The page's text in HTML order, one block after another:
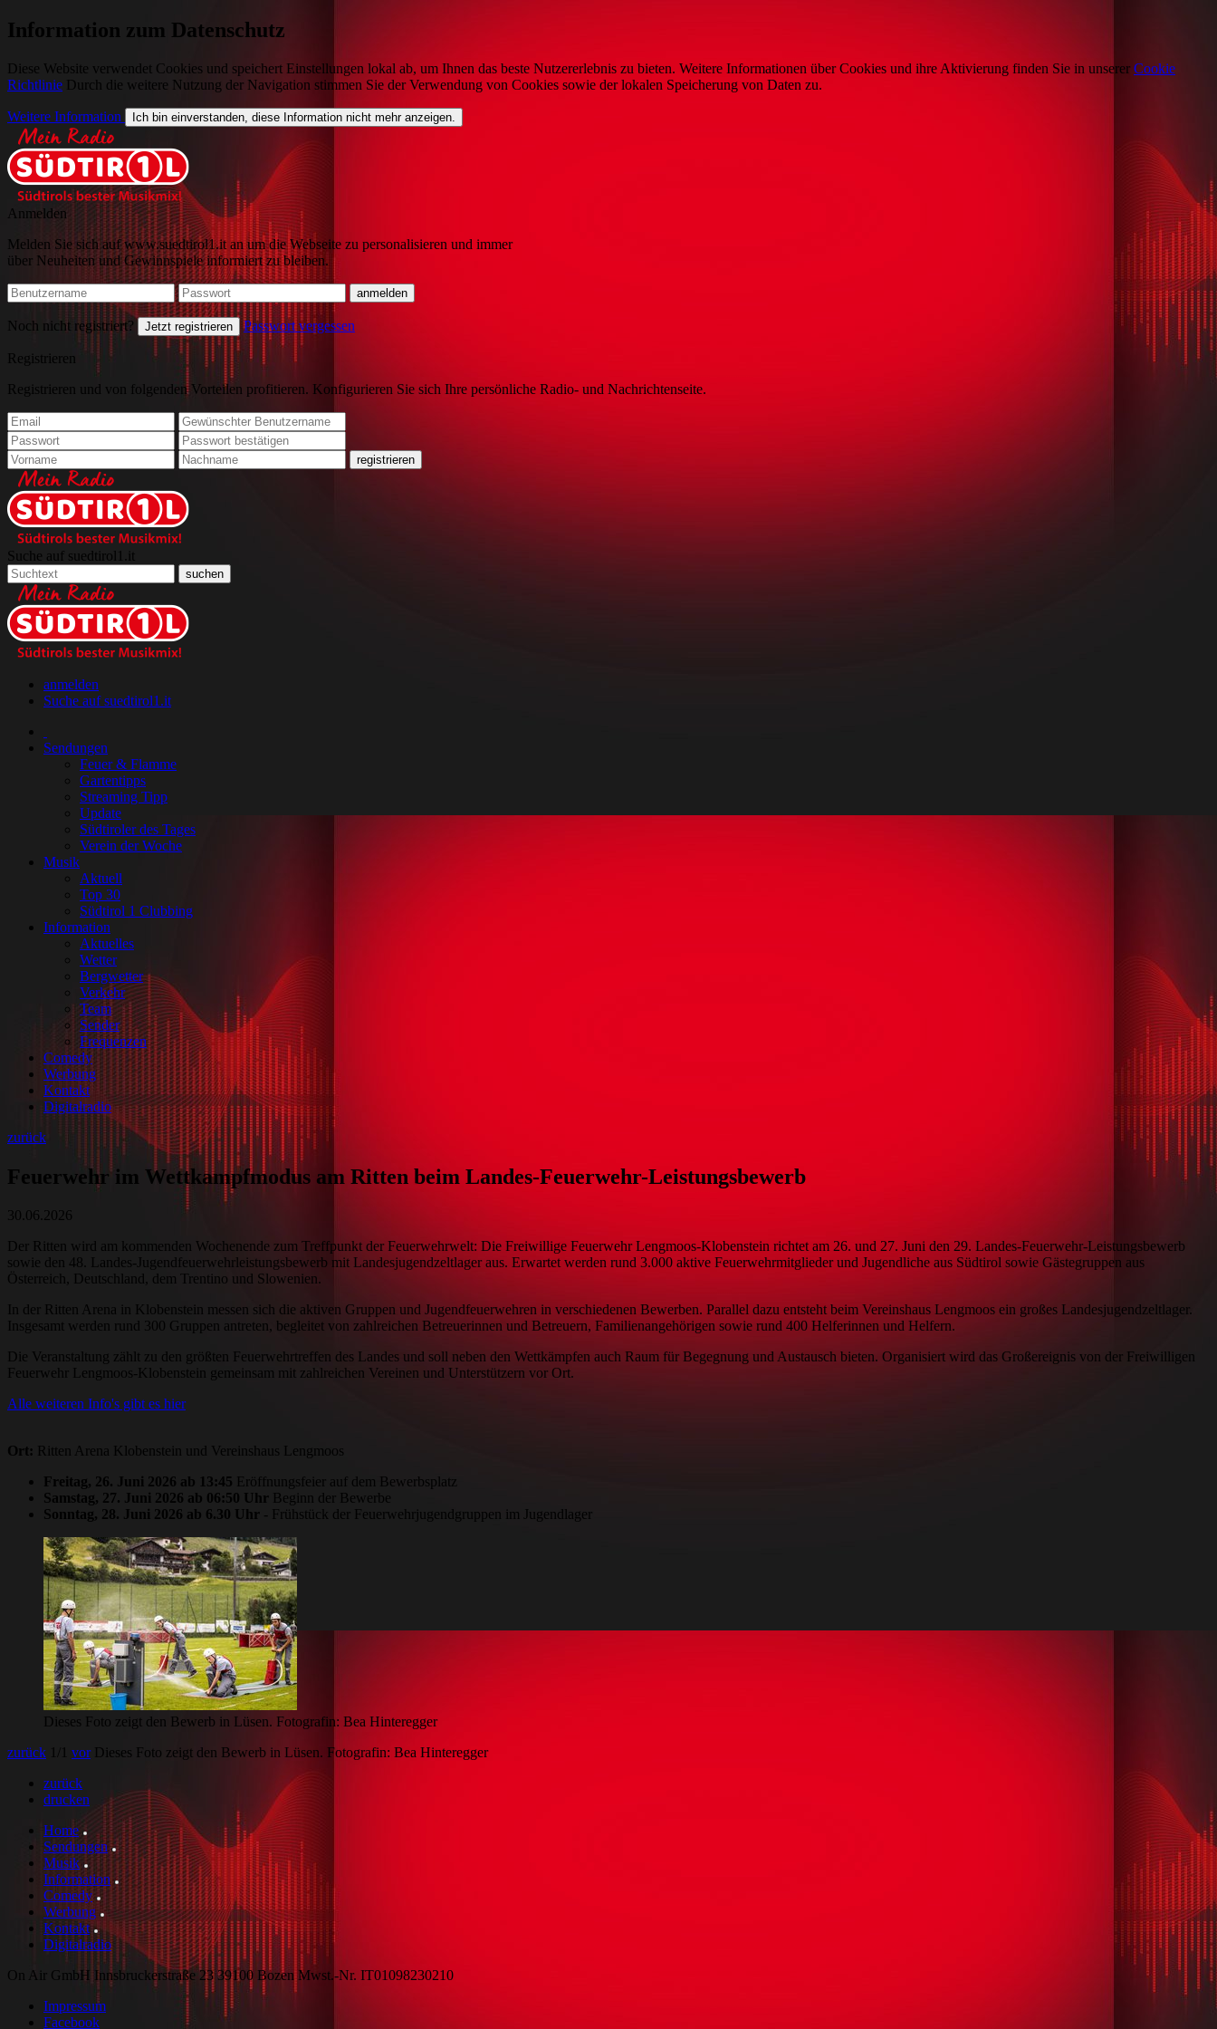
Information zum Datenschutz
Diese Website verwendet Cookies und speichert Einstellungen lokal ab, um Ihnen das beste Nutzererlebnis zu bieten. Weitere Informationen über Cookies und ihre Aktivierung finden Sie in unserer Cookie
Richtlinie Durch die weitere Nutzung der Navigation stimmen Sie der Verwendung von Cookies sowie der lokalen Speicherung von Daten zu.
Weitere Information Ich bin einverstanden, diese Information nicht mehr anzeigen.
Anmelden
Melden Sie sich auf www.suedtirol1.it an um die Webseite zu personalisieren und immer
über Neuheiten und Gewinnspiele informiert zu bleiben.
Noch nicht registriert? Jetzt registrieren Passwort vergessen
Registrieren
Registrieren und von folgenden Vorteilen profitieren. Konfigurieren Sie sich Ihre persönliche Radio- und Nachrichtenseite.
Suche auf suedtirol1.it
anmelden
Suche auf suedtirol1.it
Sendungen
Feuer & Flamme
Gartentipps
Streaming Tipp
Update
Südtiroler des Tages
Verein der Woche
Musik
Aktuell
Top 30
Südtirol 1 Clubbing
Information
Aktuelles
Wetter
Bergwetter
Verkehr
Team
Sender
Frequenzen
Comedy
Werbung
Kontakt
Digitalradio
zurück
Feuerwehr im Wettkampfmodus am Ritten beim Landes-Feuerwehr-Leistungsbewerb
30.06.2026
Der Ritten wird am kommenden Wochenende zum Treffpunkt der Feuerwehrwelt: Die Freiwillige Feuerwehr Lengmoos-Klobenstein richtet am 26. und 27. Juni den 29. Landes-Feuerwehr-Leistungsbewerb
sowie den 48. Landes-Jugendfeuerwehrleistungsbewerb mit Landesjugendzeltlager aus. Erwartet werden rund 3.000 aktive Feuerwehrmitglieder und Jugendliche aus Südtirol sowie Gästegruppen aus
Österreich, Deutschland, dem Trentino und Slowenien.
In der Ritten Arena in Klobenstein messen sich die aktiven Gruppen und Jugendfeuerwehren in verschiedenen Bewerben. Parallel dazu entsteht beim Vereinshaus Lengmoos ein großes Landesjugendzeltlager.
Insgesamt werden rund 300 Gruppen antreten, begleitet von zahlreichen Betreuerinnen und Betreuern, Familienangehörigen sowie rund 400 Helferinnen und Helfern.
Die Veranstaltung zählt zu den größten Feuerwehrtreffen des Landes und soll neben den Wettkämpfen auch Raum für Begegnung und Austausch bieten. Organisiert wird das Großereignis von der Freiwilligen
Feuerwehr Lengmoos-Klobenstein gemeinsam mit zahlreichen Vereinen und Unterstützern vor Ort.
Alle weiteren Info's gibt es hier
Ort: Ritten Arena Klobenstein und Vereinshaus Lengmoos
Freitag, 26. Juni 2026 ab 13:45 Eröffnungsfeier auf dem Bewerbsplatz
Samstag, 27. Juni 2026 ab 06:50 Uhr Beginn der Bewerbe
Sonntag, 28. Juni 2026 ab 6.30 Uhr - Frühstück der Feuerwehrjugendgruppen im Jugendlager
Dieses Foto zeigt den Bewerb in Lüsen. Fotografin: Bea Hinteregger
zurück 1 /1 vor Dieses Foto zeigt den Bewerb in Lüsen. Fotografin: Bea Hinteregger
zurück
drucken
Home
Sendungen
Musik
Information
Comedy
Werbung
Kontakt
Digitalradio
On Air GmbH Innsbruckerstraße 23 39100 Bozen Mwst.-Nr. IT01098230210
Impressum
Facebook